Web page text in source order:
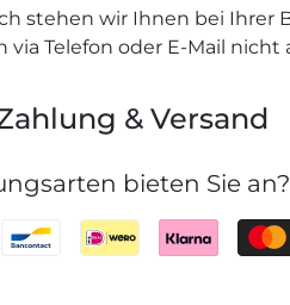
stehen wir Ihnen bei Ihrer
via Telefon oder E-Mail
& Versand
bieten Sie an?